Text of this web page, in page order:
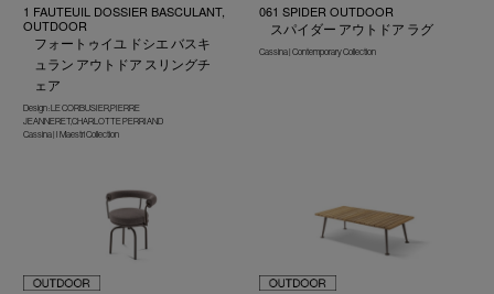
1 FAUTEUIL DOSSIER BASCULANT,
OUTDOOR
フォートゥイユ ドシエ バスキ
ュラン アウトドア スリングチ
ェア
Design : LE CORBUSIER,PIERRE
JEANNERET,CHARLOTTE PERRIAND
Cassina | I Maestri Collection
061 SPIDER OUTDOOR
スパイダー アウトドア ラグ
Cassina | Contemporary Collection